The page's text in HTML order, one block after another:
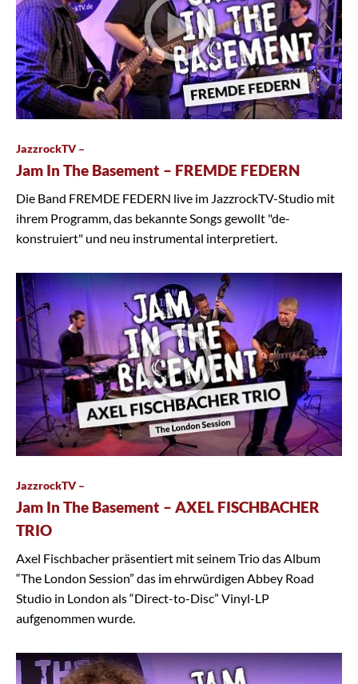
JazzrockTV –
Jam In The Basement – FREMDE FEDERN
Die Band FREMDE FEDERN live im JazzrockTV-Studio mit
ihrem Programm, das bekannte Songs gewollt "de-
konstruiert" und neu instrumental interpretiert.
JazzrockTV –
Jam In The Basement – AXEL FISCHBACHER
TRIO
Axel Fischbacher präsentiert mit seinem Trio das Album
“The London Session” das im ehrwürdigen Abbey Road
Studio in London als “Direct-to-Disc” Vinyl-LP
aufgenommen wurde.